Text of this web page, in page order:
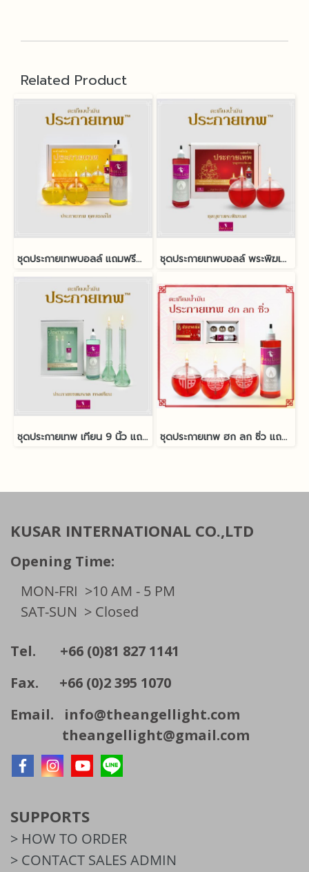
Related Product
ชุดประกายเทพบอลล์ แถมฟรีน้ำมันนางฟ้า ชุดประกายเทพบอลล์ พระพิฆเนศ แถมฟรีน้ำมันนางฟ้า
ชุดประกายเทพ เทียน 9 นิ้ว แถมฟรีน้ำมันนางฟ้า ชุดประกายเทพ ฮก ลก ซิ่ว แถมฟรีน้ำมันนางฟ้า
KUSAR INTERNATIONAL CO.,LTD
Opening Time:
MON-FRI >10 AM - 5 PM
SAT-SUN > Closed
Tel. +66 (0)81 827 1141
Fax. +66 (0)2 395 1070
Email. info@theangellight.com
theangellight@gmail.com
SUPPORTS
> HOW TO ORDER
> CONTACT SALES ADMIN